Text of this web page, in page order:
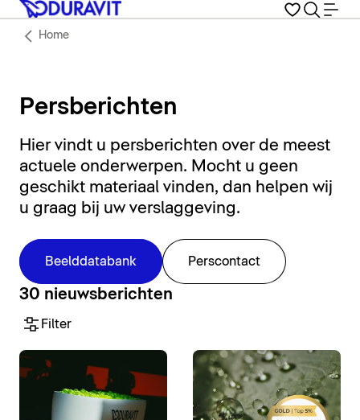
Home
Persberichten
Hier vindt u persberichten over de meest
actuele onderwerpen. Mocht u geen
geschikt materiaal vinden, dan helpen wij
u graag bij uw verslaggeving.
Beelddatabank Perscontact
30 nieuwsberichten
Filter